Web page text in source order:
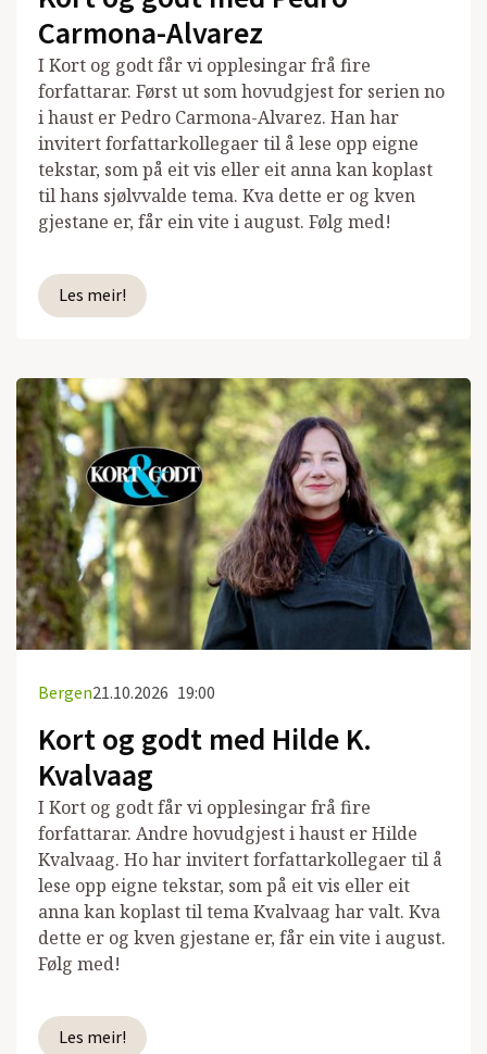
Carmona-Alvarez
I Kort og godt får vi opplesingar frå fire
forfattarar. Først ut som hovudgjest for serien no
i haust er Pedro Carmona-Alvarez. Han har
invitert forfattarkollegaer til å lese opp eigne
tekstar, som på eit vis eller eit anna kan koplast
til hans sjølvvalde tema. Kva dette er og kven
gjestane er, får ein vite i august. Følg med!
Les meir!
Bergen21.10.2026 19:00
Kort og godt med Hilde K.
Kvalvaag
I Kort og godt får vi opplesingar frå fire
forfattarar. Andre hovudgjest i haust er Hilde
Kvalvaag. Ho har invitert forfattarkollegaer til å
lese opp eigne tekstar, som på eit vis eller eit
anna kan koplast til tema Kvalvaag har valt. Kva
dette er og kven gjestane er, får ein vite i august.
Følg med!
Les meir!